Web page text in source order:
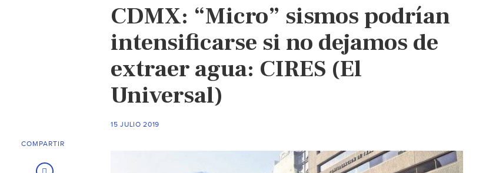
CDMX: “Micro” sismos podrían
intensificarse si no dejamos de
extraer agua: CIRES (El
Universal)
15 JULIO 2019
COMPARTIR